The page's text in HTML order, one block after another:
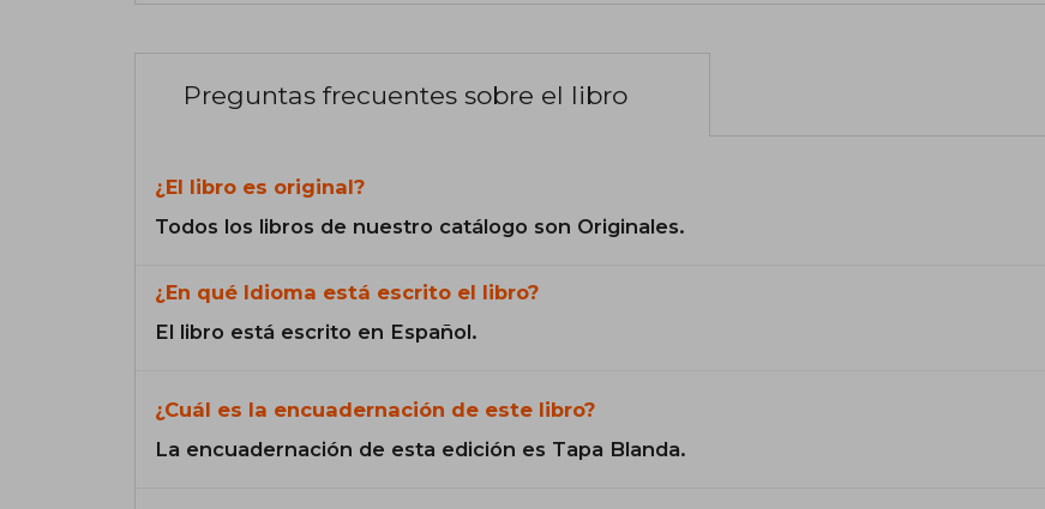
Preguntas frecuentes sobre el libro
¿El libro es original?
Todos los libros de nuestro catálogo son Originales.
¿En qué Idioma está escrito el libro?
El libro está escrito en Español.
¿Cuál es la encuadernación de este libro?
La encuadernación de esta edición es Tapa Blanda.